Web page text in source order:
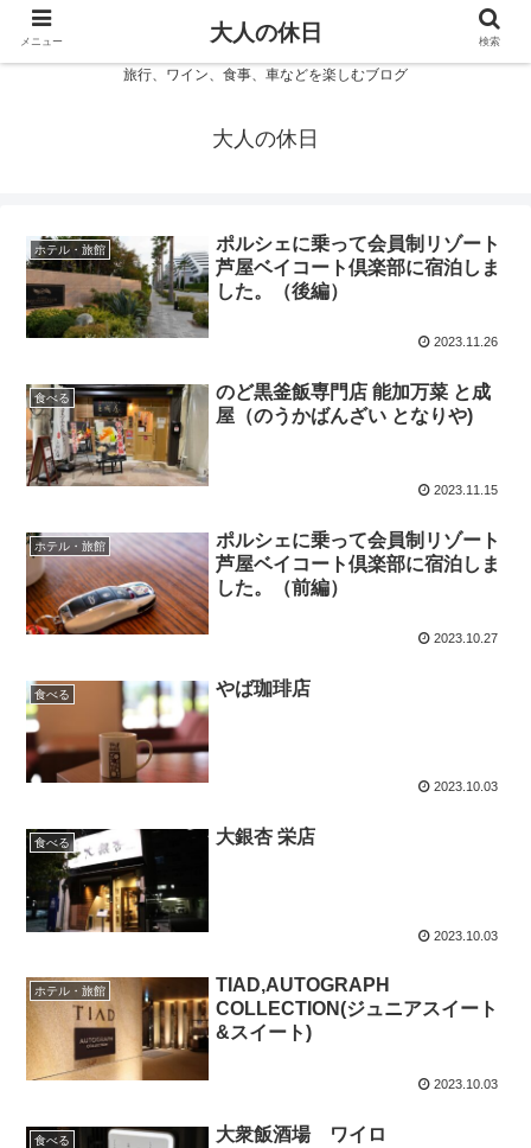
旅行、ワイン、食事、車などを楽しむブログ
大人の休日
ホテル・旅館
ポルシェに乗って会員制リゾート
芦屋ベイコート倶楽部に宿泊しま
した。（後編）
2023.11.26
食べる
のど黒釜飯専門店 能加万菜 と成
屋（のうかばんざい となりや)
2023.11.15
ホテル・旅館
ポルシェに乗って会員制リゾート
芦屋ベイコート倶楽部に宿泊しま
した。（前編）
2023.10.27
食べる やば珈琲店
2023.10.03
食べる 大銀杏 栄店
2023.10.03
ホテル・旅館
TIAD,AUTOGRAPH
COLLECTION(ジュニアスイート
&スイート)
2023.10.03
食べる 大衆飯酒場 ワイロ
メニュー 大人の休日 検索